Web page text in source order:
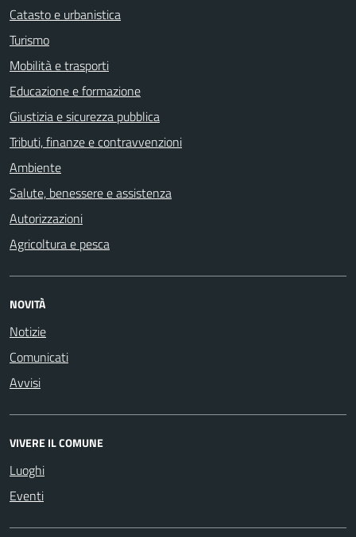
Catasto e urbanistica
Turismo
Mobilità e trasporti
Educazione e formazione
Giustizia e sicurezza pubblica
Tributi, finanze e contravvenzioni
Ambiente
Salute, benessere e assistenza
Autorizzazioni
Agricoltura e pesca
NOVITÀ
Notizie
Comunicati
Avvisi
VIVERE IL COMUNE
Luoghi
Eventi